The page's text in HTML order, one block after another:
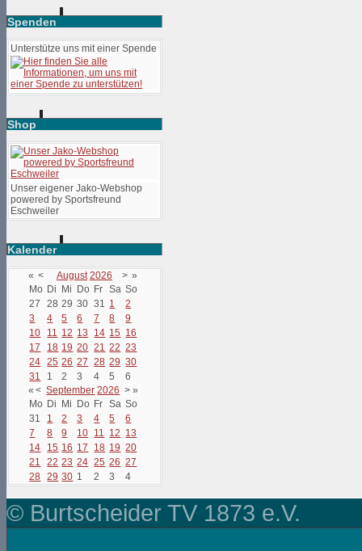
Spenden
Unterstütze uns mit einer Spende
Shop
Unser eigener Jako-Webshop
powered by Sportsfreund
Eschweiler
Kalender
« < August 2026 > »
Mo Di Mi Do Fr Sa So
27
28 29 30 31 1
2
3
4 5 6 7 8
9
10
11 12 13 14 15 16
17
18 19 20 21 22 23
24 25 26 27 28 29 30
31
1 2 3 4 5
6
« < September 2026 > »
Mo Di Mi Do Fr Sa So
31
1 2 3 4 5
6
7
8 9 10 11 12 13
14
15 16 17 18 19 20
21
22 23 24 25 26 27
28 29 30 1 2 3 4
© Burtscheider TV 1873 e.V.